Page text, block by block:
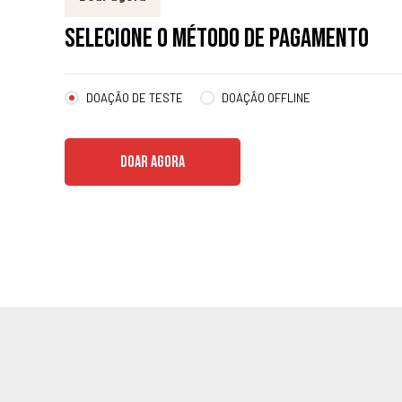
SELECIONE O MÉTODO DE PAGAMENTO
DOAÇÃO DE TESTE DOAÇÃO OFFLINE